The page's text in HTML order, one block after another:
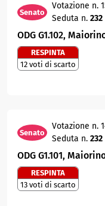
Senato
Votazione n.
Seduta n. 232
ODG G1.102,
RESPINTA
12 voti di scarto
Senato
Votazione n.
Seduta n. 232
ODG G1.101,
RESPINTA
13 voti di scarto